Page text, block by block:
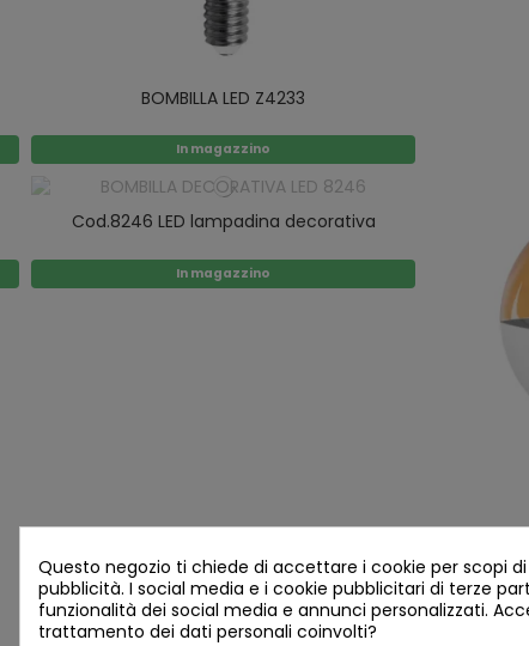
BOMBILLA LED Z4233
In magazzino
Cod.8246 LED lampadina decorativa
In magazzino
Questo negozio ti chiede di accettare i cookie per scopi
pubblicità. I social media e i cookie pubblicitari di terze
funzionalità dei social media e annunci personalizzati.
trattamento dei dati personali coinvolti?